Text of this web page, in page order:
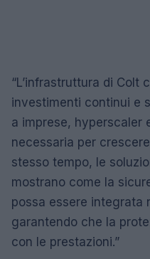
“L’infrastruttura di Colt
investimenti continui e
a imprese, hyperscaler
necessaria per
stesso tempo, le
mostrano come la
possa essere integrata
garantendo che la
con le prestazioni.”